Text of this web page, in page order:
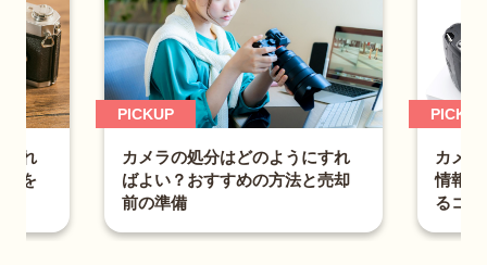
売れ
ツを
PICKUP
カメラの処分はどのようにすれ
ばよい？おすすめの方法と売却
前の準備
PICKUP
カメ
情報
るコツ